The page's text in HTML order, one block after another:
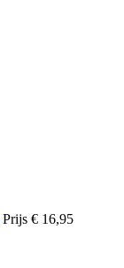
Prijs € 16,95